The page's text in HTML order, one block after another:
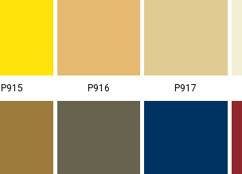
P915 P916 P917